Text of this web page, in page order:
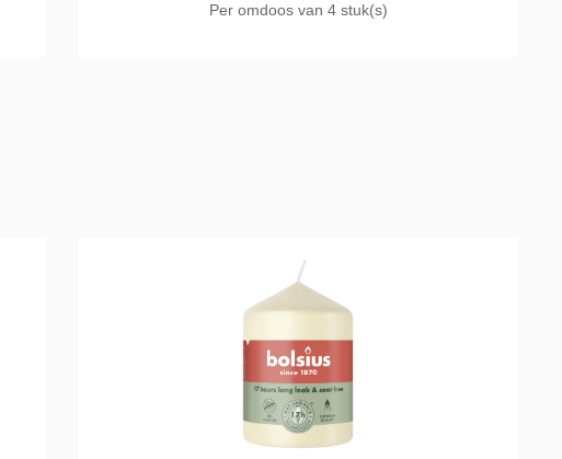
Per omdoos van 4 stuk(s)